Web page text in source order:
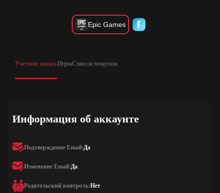
Epic Games
Учетная записьИгрыСписок покупок
Информация об аккаунте
Подтверждение Email:Да
Изменение Email:Да
Родительский контроль:Нет